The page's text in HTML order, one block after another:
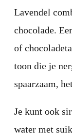
Lavendel
chocolade.
of
toon die je
spaarzaam,
Je kunt ook
water met